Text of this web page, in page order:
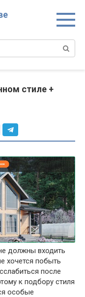
стиле +
должны входить
хочется побыть
после
к подбору стиля
особые